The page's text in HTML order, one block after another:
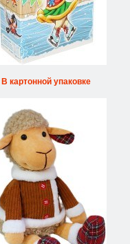
В картонной упаковке